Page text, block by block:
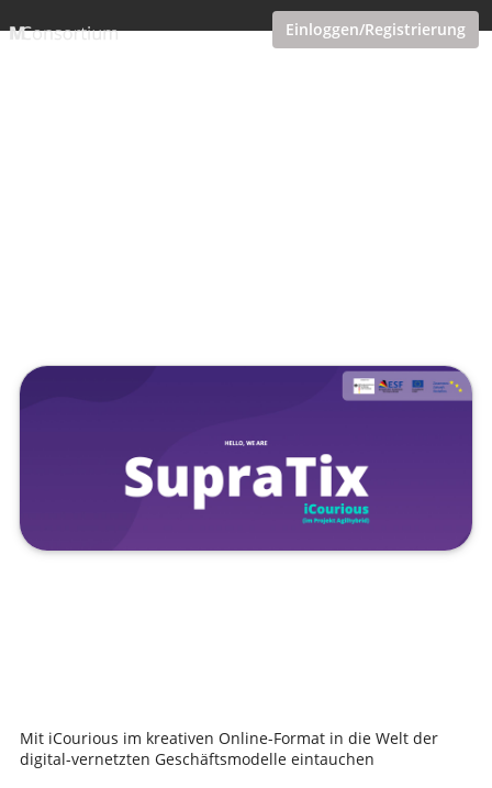
Einloggen/Registrierung
Mit iCourious im kreativen Online-Format in die Welt der
digital-vernetzten Geschäftsmodelle eintauchen